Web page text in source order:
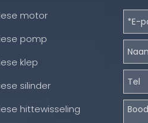
motor
pomp
klep
silinder
hittewisseling